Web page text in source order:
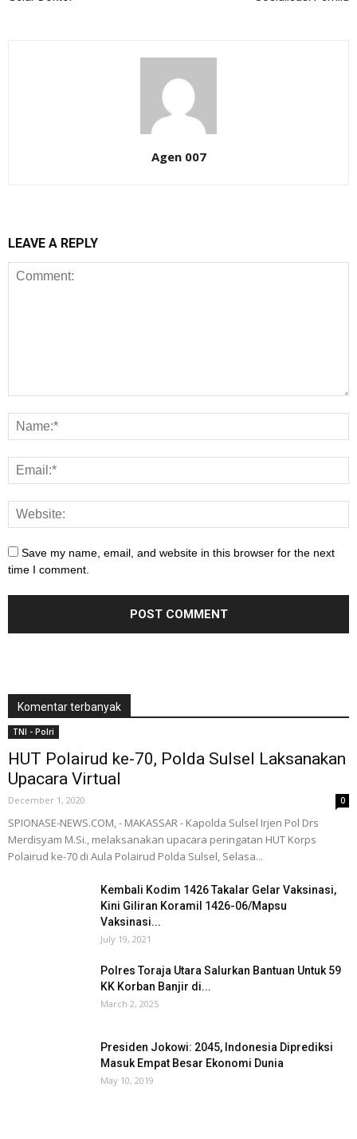
Agen 007
LEAVE A REPLY
Save my name, email, and website in this browser for the next
time I comment.
Komentar terbanyak
TNI - Polri
HUT Polairud ke-70, Polda Sulsel Laksanakan
Upacara Virtual
December 1, 2020 0
SPIONASE-NEWS.COM, - MAKASSAR - Kapolda Sulsel Irjen Pol Drs
Merdisyam M.Si., melaksanakan upacara peringatan HUT Korps
Polairud ke-70 di Aula Polairud Polda Sulsel, Selasa...
Kembali Kodim 1426 Takalar Gelar Vaksinasi,
Kini Giliran Koramil 1426-06/Mapsu
Vaksinasi...
July 19, 2021
Polres Toraja Utara Salurkan Bantuan Untuk 59
KK Korban Banjir di...
March 2, 2025
Presiden Jokowi: 2045, Indonesia Diprediksi
Masuk Empat Besar Ekonomi Dunia
May 10, 2019